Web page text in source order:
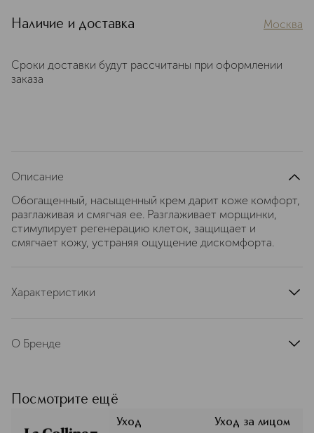
Наличие и доставка Москва
Сроки доставки будут рассчитаны при оформлении
заказа
Описание
Обогащенный, насыщенный крем дарит коже комфорт,
разглаживая и смягчая ее. Разглаживает морщинки,
стимулирует регенерацию клеток, защищает и
смягчает кожу, устраняя ощущение дискомфорта.
Характеристики
артикул
О Бренде
класса — здесь представлена
оригинальная продукция La Colline.
Это продуманные формулы для
Посмотрите ещё
Уход Уход за лицом